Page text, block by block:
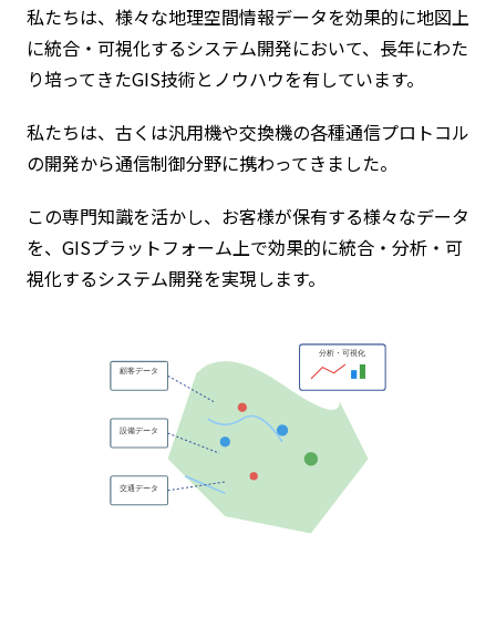
私たちは、様々な地理空間情報データを効果的に地図上
に統合・可視化するシステム開発において、長年にわた
り培ってきたGIS技術とノウハウを有しています。
私たちは、古くは汎用機や交換機の各種通信プロトコル
の開発から通信制御分野に携わってきました。
この専門知識を活かし、お客様が保有する様々なデータ
を、GISプラットフォーム上で効果的に統合・分析・可
視化するシステム開発を実現します。
顧客データ
設備データ
交通データ
分析・可視化